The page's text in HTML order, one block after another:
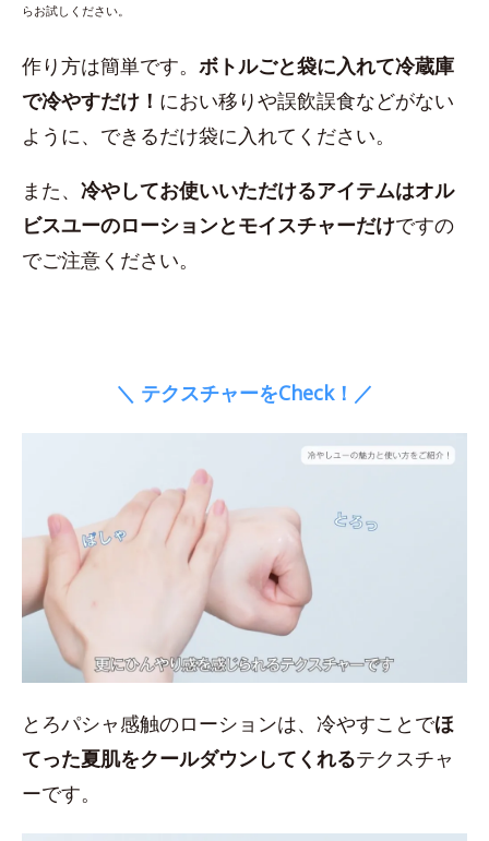
らお試しください。
作り方は簡単です。 ボトルごと袋に入れて冷蔵庫
で冷やすだけ！ におい移りや誤飲誤食などがない
ように、できるだけ袋に入れてください。
また、 冷やしてお使いいただけるアイテムはオル
ビスユーのローションとモイスチャーだけですの
でご注意ください。
＼ テクスチャーをCheck！／
とろパシャ感触のローションは、冷やすことでほ
てった夏肌をクールダウンしてくれるテクスチャ
ーです。